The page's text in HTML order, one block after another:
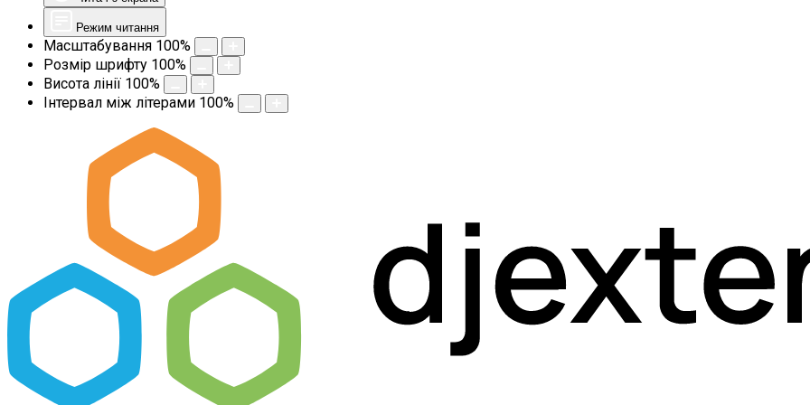
Режим читання
Масштабування 100%
Розмір шрифту 100%
Висота лінії 100%
Інтервал між літерами 100%